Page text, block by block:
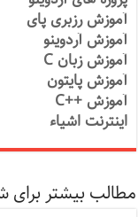
آموزش رزبری پای
آموزش آردوینو
آموزش زبان C
آموزش پایتون
آموزش ++C
اینترنت اشیاء
مطالب بیشتر برای